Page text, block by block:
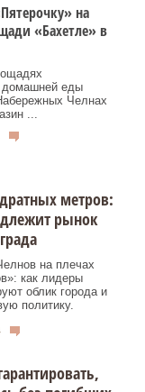
на
«Бахетле» в
домашней еды
Челнах
...
метров:
рынок
на плечах
как лидеры
облик города и
политику.